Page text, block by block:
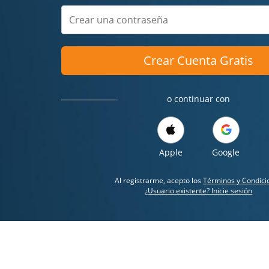
Crear Cuenta Gratis
o continuar con
Apple Google
Al registrarme, acepto losTérminos y
¿Usuario existente? Inicie sesión